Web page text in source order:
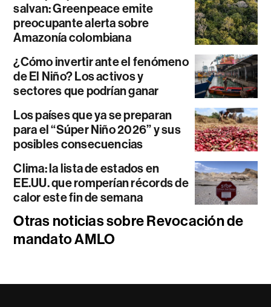
salvan: Greenpeace emite
preocupante alerta sobre
Amazonía colombiana
¿Cómo invertir ante el fenómeno
de El Niño? Los activos y
sectores que podrían ganar
Los países que ya se preparan
para el “Súper Niño 2026” y sus
posibles consecuencias
Clima: la lista de estados en
EE.UU. que romperían récords de
calor este fin de semana
Otras noticias sobre Revocación de
mandato AMLO